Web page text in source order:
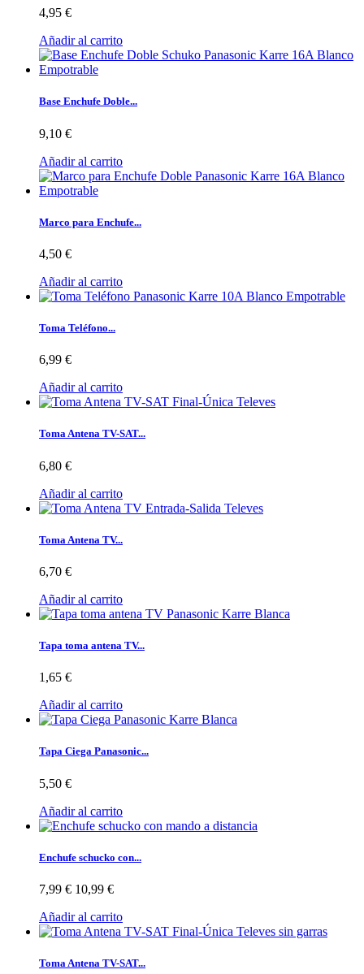
4,95 €
Añadir al carrito
Base Enchufe Doble...
9,10 €
Añadir al carrito
Marco para Enchufe...
4,50 €
Añadir al carrito
Toma Teléfono...
6,99 €
Añadir al carrito
Toma Antena TV-SAT...
6,80 €
Añadir al carrito
Toma Antena TV...
6,70 €
Añadir al carrito
Tapa toma antena TV...
1,65 €
Añadir al carrito
Tapa Ciega Panasonic...
5,50 €
Añadir al carrito
Enchufe schucko con...
7,99 € 10,99 €
Añadir al carrito
Toma Antena TV-SAT...